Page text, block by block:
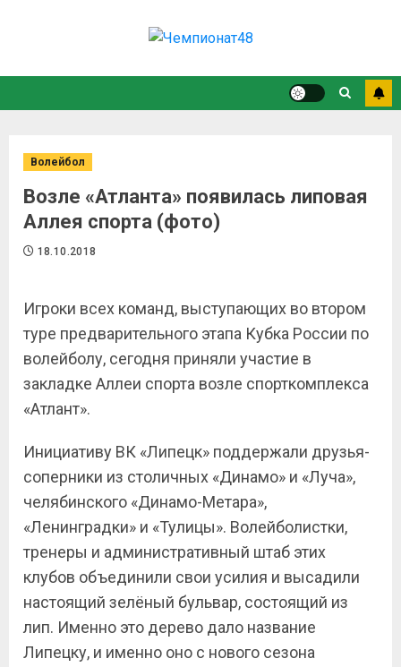
Волейбол
Возле «Атланта» появилась липовая
Аллея спорта (фото)
18.10.2018
Игроки всех команд, выступающих во втором
туре предварительного этапа Кубка России по
волейболу, сегодня приняли участие в
закладке Аллеи спорта возле спорткомплекса
«Атлант».
Инициативу ВК «Липецк» поддержали друзья-
соперники из столичных «Динамо» и «Луча»,
челябинского «Динамо-Метара»,
«Ленинградки» и «Тулицы». Волейболистки,
тренеры и административный штаб этих
клубов объединили свои усилия и высадили
настоящий зелёный бульвар, состоящий из
лип. Именно это дерево дало название
Липецку, и именно оно с нового сезона